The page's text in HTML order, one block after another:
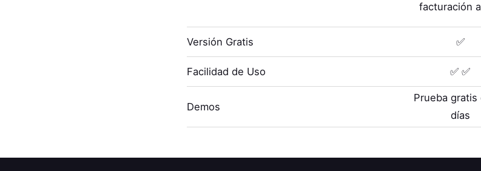
facturación
Versión Gratis ✅
Facilidad de Uso ✅ ✅
Demos
Prueba gratis
días